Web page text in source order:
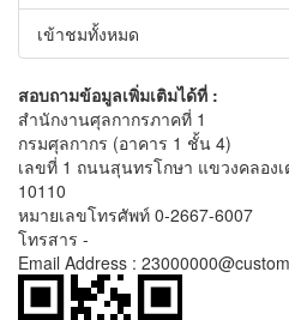
เข้าชมทั้งหมด
สอบถามข้อมูลเพิ่มเติมได้ที่ :
สำนักงานศุลกากรภาคที่ 1
กรมศุลกากร (อาคาร 1 ชั้น 4)
เลขที่ 1 ถนนสุนทรโกษา แขวงคลองเ
10110
หมายเลขโทรศัพท์ 0-2667-6007
โทรสาร -
Email Address :